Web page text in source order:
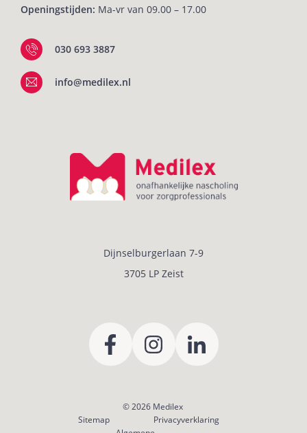
Openingstijden: Ma-vr van 09.00 – 17.00
030 693 3887
info@medilex.nl
Dijnselburgerlaan 7-9
3705 LP Zeist
© 2026 Medilex
Sitemap
Privacyverklaring